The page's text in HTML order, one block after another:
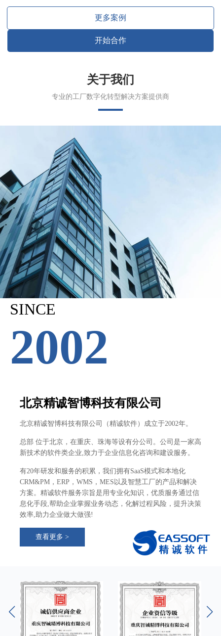
更多案例
开始合作
关于我们
专业的工厂数字化转型解决方案提供商
SINCE
2002
北京精诚智博科技有限公司
北京精诚智博科技有限公司（精诚软件）成立于2002年。
总部 位于北京，在重庆、珠海等设有分公司。公司是一家高
新技术的软件类企业,致力于企业信息化咨询和建设服务。
有20年研发和服务的积累，我们拥有SaaS模式和本地化
CRM&PM，ERP，WMS，MES以及智慧工厂的产品和解决
方案。精诚软件服务宗旨是用专业化知识，优质服务通过信
息化手段,帮助企业掌握业务动态，化解过程风险，提升决策
效率,助力企业做大做强!
查看更多 >